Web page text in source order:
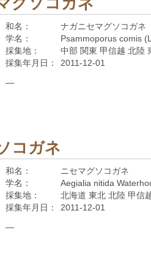
和名：
ナガニセマグソコガネ
学名：
Psammoporus comis
採集地：
中部 関東 甲信越 北陸
採集年月日：
2011-12-01
—
コガネ
和名：
ニセマグソコガネ
学名：
Aegialia nitida
採集地：
北海道 東北 北陸 甲信
採集年月日：
2011-12-01
—